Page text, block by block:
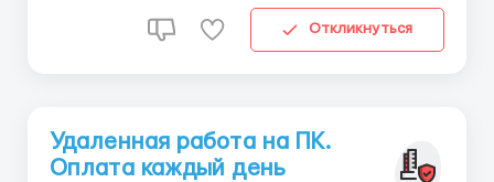
Откликнуться
Удаленная работа на ПК.
Оплата каждый день